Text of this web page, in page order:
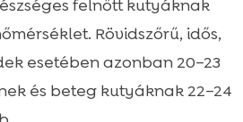
felnőtt kutyáknak
Rövidszőrű, idős,
esetében azonban 20–23
és beteg kutyáknak 22–24